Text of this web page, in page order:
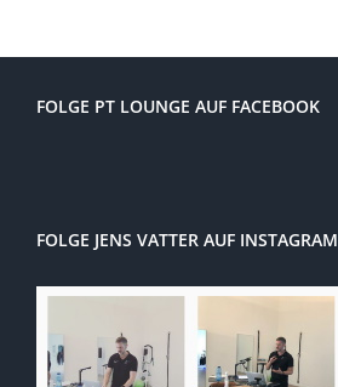
FOLGE PT LOUNGE AUF FACEBOOK
FOLGE JENS VATTER AUF INSTAGRAM